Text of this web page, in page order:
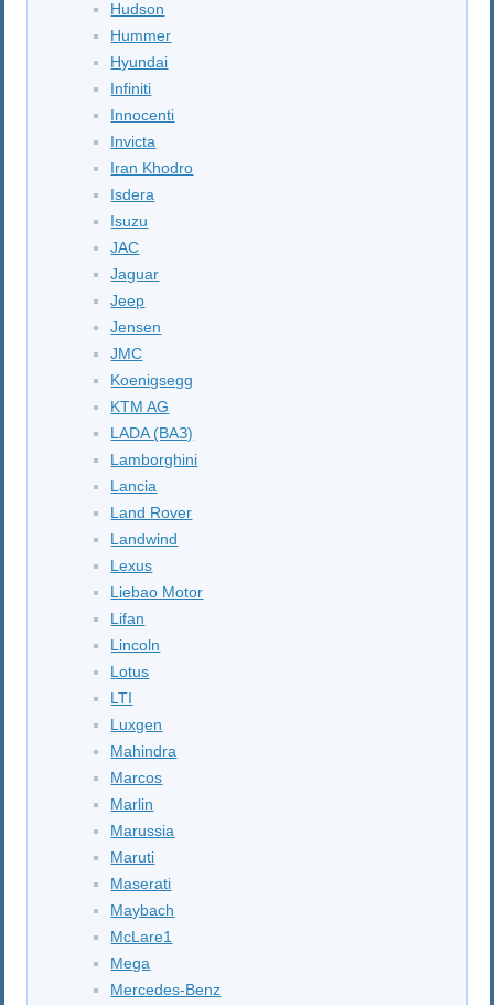
Hudson
Hummer
Hyundai
Infiniti
Innocenti
Invicta
Iran Khodro
Isdera
Isuzu
JAC
Jaguar
Jeep
Jensen
JMC
Koenigsegg
KTM AG
LADA (ВАЗ)
Lamborghini
Lancia
Land Rover
Landwind
Lexus
Liebao Motor
Lifan
Lincoln
Lotus
LTI
Luxgen
Mahindra
Marcos
Marlin
Marussia
Maruti
Maserati
Maybach
McLare1
Mega
Mercedes-Benz